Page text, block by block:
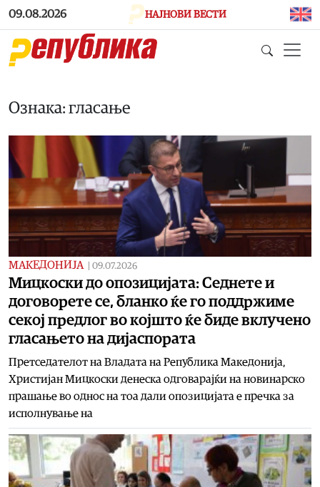
Skip to main content
09.08.2026 НАЈНОВИ ВЕСТИ
Ознака: гласање
МАКЕДОНИЈА 09.07.2026
Мицкоски до опозицијата: Седнете и
договорете се, бланко ќе го поддржиме
секој предлог во којшто ќе биде вклучено
гласањето на дијаспората
Претседателот на Владата на Република Македонија,
Христијан Мицкоски денеска одговарајќи на новинарско
прашање во однос на тоа дали опозицијата е пречка за
исполнување на